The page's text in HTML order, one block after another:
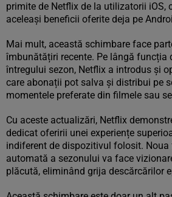
primite de Netflix de la utilizatorii iOS,
aceleași beneficii oferite deja pe
Mai mult, această schimbare face
îmbunătățiri recente. Pe lângă funcția
întregului sezon, Netflix a introdus și
care abonații pot salva și distribui pe
momentele preferate din filmele sau
Cu aceste actualizări, Netflix
dedicat oferirii unei experiențe
indiferent de dispozitivul folosit. Noua
automată a sezonului va face
plăcută, eliminând grija descărcărilor